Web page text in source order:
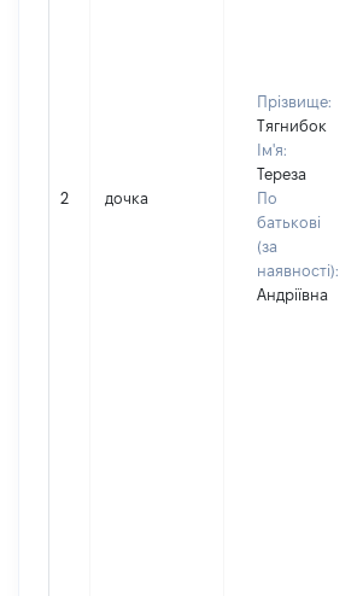
2 дочка
Прізвище:
Тягнибок
Ім'я:
Тереза
По
батькові
(за
наявності):
Андріївна